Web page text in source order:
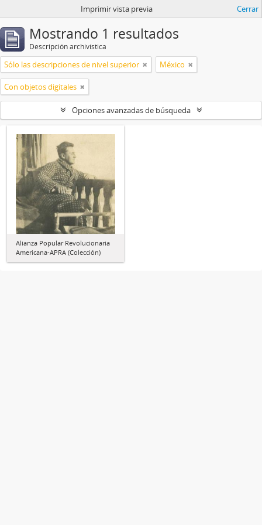
Imprimir vista previa Cerrar
Mostrando 1 resultados
Descripción archivística
Sólo las descripciones de nivel superior México
Con objetos digitales
Opciones avanzadas de búsqueda
Alianza Popular Revolucionaria
Americana-APRA (Colección)